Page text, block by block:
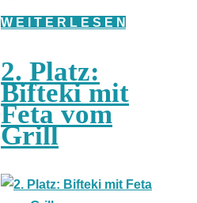
W E I T E R L E S E N
2. Platz:
Bifteki mit
Feta vom
Grill